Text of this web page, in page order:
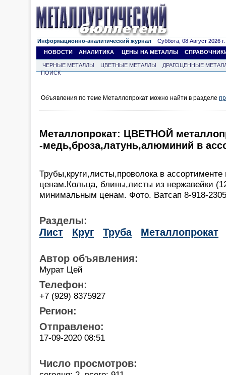
Информационно-аналитический журнал Суббота, 08 Август 2026 г.
НОВОСТИ
АНАЛИТИКА ЦЕНЫ НА МЕТАЛЛЫ
ЧЕРНЫЕ МЕТАЛЛЫ ЦВЕТНЫЕ МЕТАЛЛЫ
ДРАГОЦЕННЫЕ
ПОИСК
Объявления по теме Металлопрокат можно найти в разделе
Металлопрокат: ЦВЕТНОЙ
-медь,броза,латунь,алюминий в
Трубы,круги,листы,проволока в
ценам.Кольца, блины,листы из нержавейки
минимальным ценам. Фото. Ватсап 8-918-
Разделы:
Лист
Круг Труба Металлопрокат
Автор объявления:
Мурат Цей
Телефон:
+7 (929) 8375927
Регион:
Отправлено:
17-09-2020 08:51
Число просмотров: